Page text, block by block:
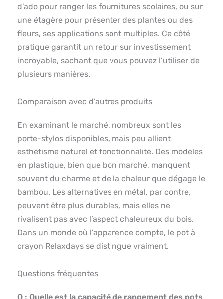
d’ado pour ranger les fournitures scolaires, ou sur
une étagère pour présenter des plantes ou des
fleurs, ses applications sont multiples. Ce côté
pratique garantit un retour sur investissement
incroyable, sachant que vous pouvez l’utiliser de
plusieurs manières.
Comparaison avec d’autres produits
En examinant le marché, nombreux sont les
porte-stylos disponibles, mais peu allient
esthétisme naturel et fonctionnalité. Des modèles
en plastique, bien que bon marché, manquent
souvent du charme et de la chaleur que dégage le
bambou. Les alternatives en métal, par contre,
peuvent être plus durables, mais elles ne
rivalisent pas avec l’aspect chaleureux du bois.
Dans un monde où l’apparence compte, le pot à
crayon Relaxdays se distingue vraiment.
Questions fréquentes
Q : Quelle est la capacité de rangement des pots